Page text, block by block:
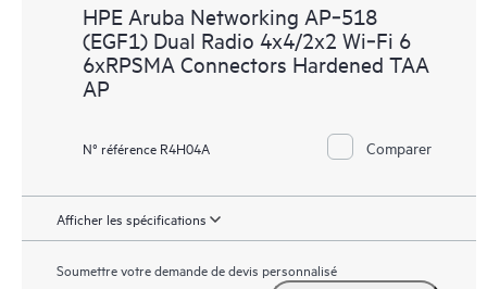
HPE Aruba Networking AP‑518
(EGF1) Dual Radio 4x4/2x2 Wi‑Fi 6
6xRPSMA Connectors Hardened TAA
AP
N° référence R4H04A Comparer
Afficher les spécifications
Soumettre votre demande de devis personnalisé